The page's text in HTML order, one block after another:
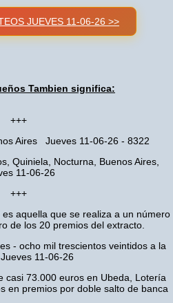
JUEVES 11-06-26 >>
Tambien significa:
+++
Aires Jueves 11-06-26 - 8322
Quiniela, Nocturna, Buenos Aires,
11-06-26
+++
aquella que se realiza a un número
de los 20 premios del extracto.
- ocho mil trescientos veintidos a la
11-06-26
casi 73.000 euros en Ubeda, Lotería
en premios por doble salto de banca